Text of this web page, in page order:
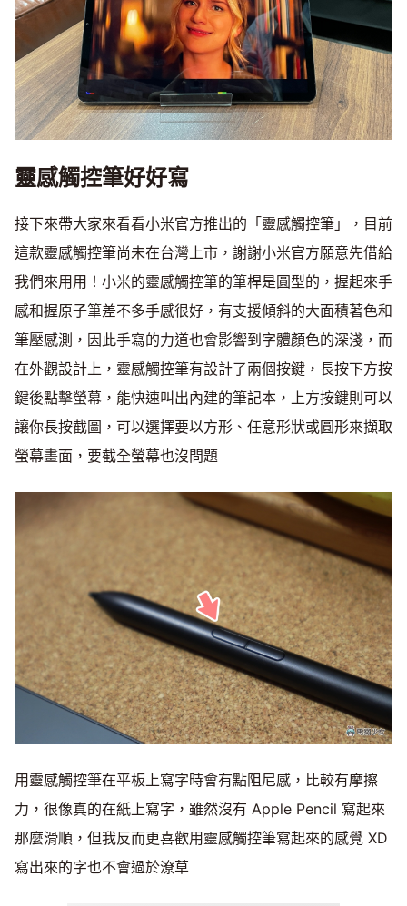
靈感觸控筆好好寫
接下來帶大家來看看小米官方推出的「靈感觸控筆」，目前
這款靈感觸控筆尚未在台灣上市，謝謝小米官方願意先借給
我們來用用！小米的靈感觸控筆的筆桿是圓型的，握起來手
感和握原子筆差不多手感很好，有支援傾斜的大面積著色和
筆壓感測，因此手寫的力道也會影響到字體顏色的深淺，而
在外觀設計上，靈感觸控筆有設計了兩個按鍵，長按下方按
鍵後點擊螢幕，能快速叫出內建的筆記本，上方按鍵則可以
讓你長按截圖，可以選擇要以方形、任意形狀或圓形來擷取
螢幕畫面，要截全螢幕也沒問題
用靈感觸控筆在平板上寫字時會有點阻尼感，比較有摩擦
力，很像真的在紙上寫字，雖然沒有 Apple Pencil 寫起來
那麼滑順，但我反而更喜歡用靈感觸控筆寫起來的感覺 XD
寫出來的字也不會過於潦草